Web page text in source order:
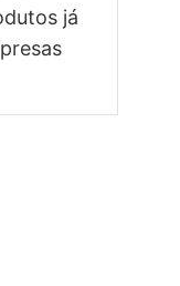
já